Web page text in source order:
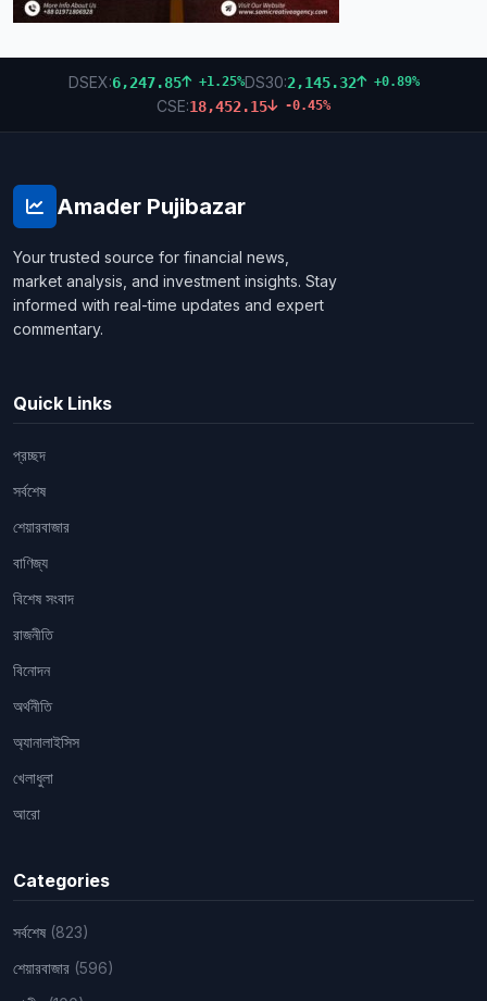
DSEX:6,247.85 +1.25%DS30:2,145.32 +0.89%
CSE:18,452.15 -0.45%
Amader Pujibazar
Your trusted source for financial news,
market analysis, and investment insights. Stay
informed with real-time updates and expert
commentary.
Quick Links
প্রচ্ছদ
সর্বশেষ
শেয়ারবাজার
বাণিজ্য
বিশেষ সংবাদ
রাজনীতি
বিনোদন
অর্থনীতি
অ্যানালাইসিস
খেলাধুলা
আরো
Categories
সর্বশেষ (823)
শেয়ারবাজার (596)